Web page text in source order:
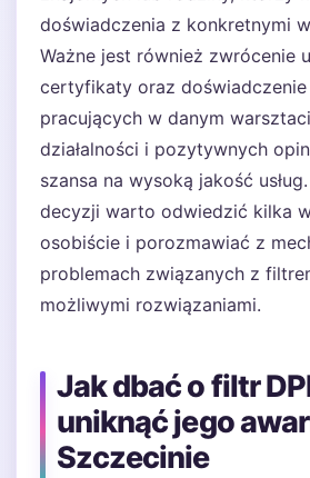
doświadczenia z konkretnymi
Ważne jest również zwrócenie
certyfikaty oraz
pracujących w danym
działalności i pozytywnych
szansa na wysoką jakość
decyzji warto odwiedzić kilka
osobiście i porozmawiać z
problemach związanych z
możliwymi rozwiązaniami.
Jak dbać o filtr
uniknąć jego
Szczecinie